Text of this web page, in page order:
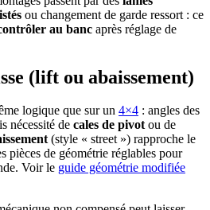
ou changement de garde ressort : ce
au banc après réglage de
(lift ou abaissement)
logique que sur un 4×4 : angles des
nécessité de cales de pivotou de
(style « street ») rapproche le
pièces de géométrie réglables pour
Voir le guide géométrie modifiée